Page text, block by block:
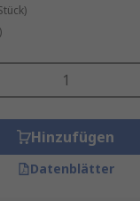
Hinzufügen
Datenblätter